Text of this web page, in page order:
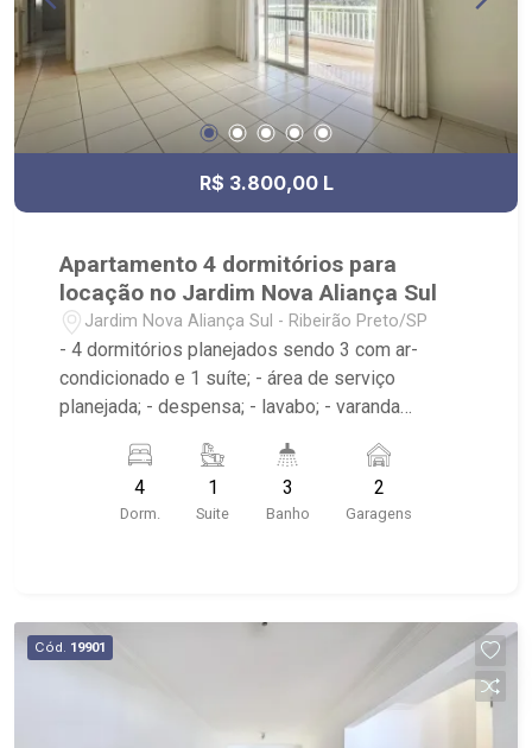
R$ 3.800,00 L
Apartamento 4 dormitórios para
locação no Jardim Nova Aliança Sul
Jardim Nova Aliança Sul - Ribeirão Preto/SP
- 4 dormitórios planejados sendo 3 com ar-
condicionado e 1 suíte; - área de serviço
planejada; - despensa; - lavabo; - varanda
- 3 banheiros planejados com box e espelho; -
Condomínio com piscina, academia, salões de
festa, quadra de esportes e playground. -
4
Dorm.
1
Suite
3
Banho
2
Garagens
Cód. 19901